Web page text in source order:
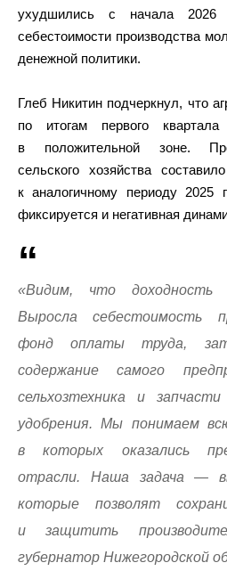
ухудшились с начала
себестоимости производства
денежной политики.
Глеб Никитин подчеркнул, что
по итогам первого
в положительной зоне.
сельского хозяйства
к аналогичному периоду 2025
фиксируется и негативная
«Видим, что доходность
Выросла себестоимость
фонд оплаты труда,
содержание самого
сельхозтехника и
удобрения. Мы понимаем
в которых оказались
отрасли. Наша задача —
которые позволят
и защитить
губернатор Нижегородской